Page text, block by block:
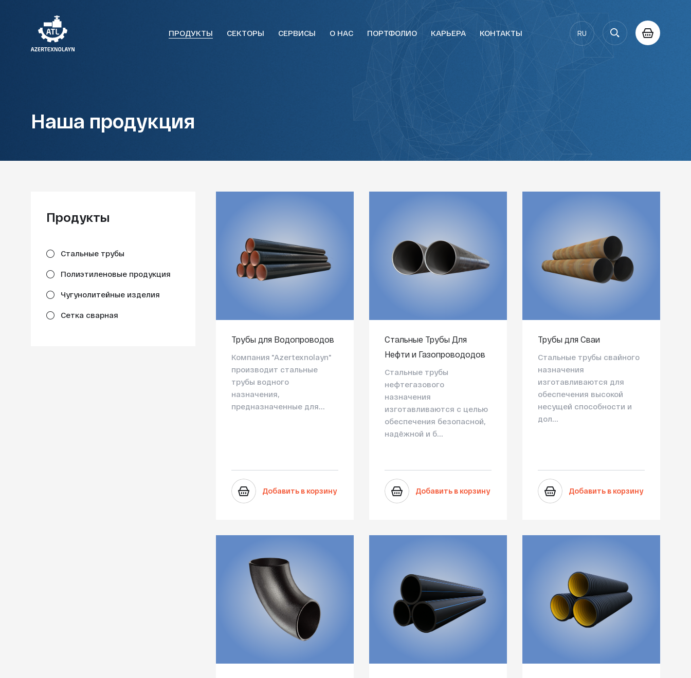
ПРОДУКТЫ СЕКТОРЫ СЕРВИСЫ О НАС ПОРТФОЛИО КАРЬЕРА КОНТАКТЫ RU
AZ
Наша продукция
Продукты
Стальные трубы
Полиэтиленовые продукция
Чугунолитейные изделия
Сетка сварная
Трубы для Водопроводов
Компания "Azertexnolayn"
производит стальные
трубы водного
назначения,
предназначенные для...
Добавить в корзину
Стальные Трубы Для
Нефти и Газопровододов
Стальные трубы
нефтегазового
назначения
изготавливаются с целью
обеспечения безопасной,
надёжной и б...
Добавить в корзину
Трубы для Сваи
Стальные трубы свайного
назначения
изготавливаются для
обеспечения высокой
несущей способности и
дол...
Добавить в корзину